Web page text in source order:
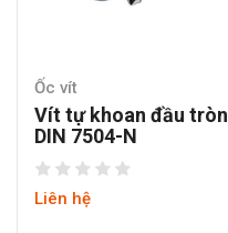
Ốc vít
Vít tự khoan đầu tròn
DIN 7504-N
Liên hệ